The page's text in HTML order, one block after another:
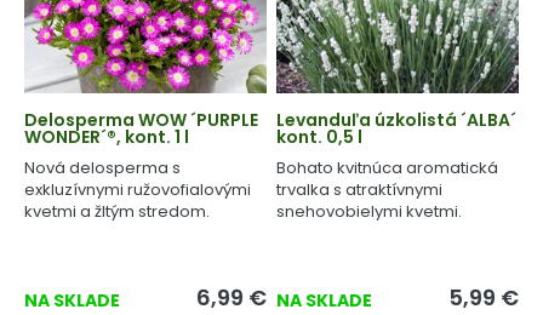
Delosperma WOW ´PURPLE
WONDER´®, kont. 1 l
Nová delosperma s
exkluzívnymi ružovofialovými
kvetmi a žltým stredom.
NA SKLADE 6,99 €
Levanduľa úzkolistá ´ALBA´
kont. 0,5 l
Bohato kvitnúca aromatická
trvalka s atraktívnymi
snehovobielymi kvetmi.
NA SKLADE 5,99 €